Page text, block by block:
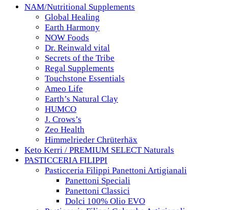
NAM/Nutritional Supplements
Global Healing
Earth Harmony
NOW Foods
Dr. Reinwald vital
Secrets of the Tribe
Regal Supplements
Touchstone Essentials
Ameo Life
Earth’s Natural Clay
HUMCO
J. Crows’s
Zeo Health
Himmelrieder Chrüterhäx
Keto Kerri / PREMIUM SELECT Naturals
PASTICCERIA FILIPPI
Pasticceria Filippi Panettoni Artigianali
Panettoni Speciali
Panettoni Classici
Dolci 100% Olio EVO